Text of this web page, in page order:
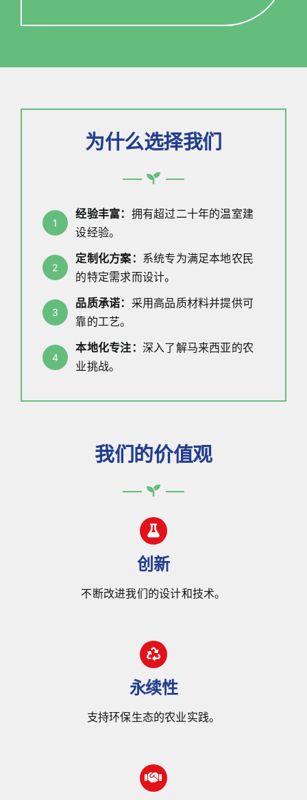
为什么选择我们
1
经验丰富： 拥有超过二十年的温室建
设经验。
2
定制化方案： 系统专为满足本地农民
的特定需求而设计。
3
品质承诺： 采用高品质材料并提供可
靠的工艺。
4
本地化专注： 深入了解马来西亚的农
业挑战。
我们的价值观
创新
不断改进我们的设计和技术。
永续性
支持环保生态的农业实践。